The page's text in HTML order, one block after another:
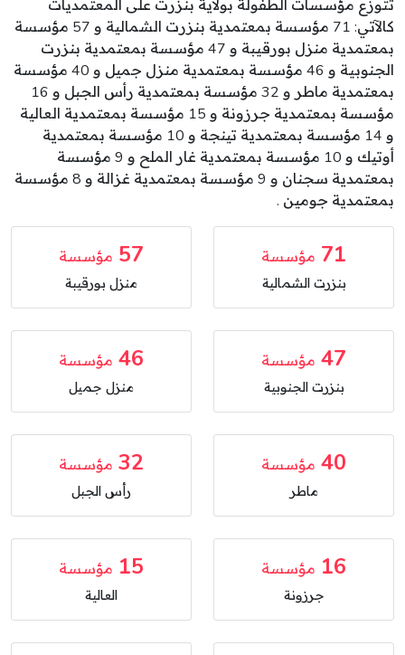
تتوزع مؤسسات الطفولة بولاية بنزرت على المعتمديات
كالآتي: 71 مؤسسة بمعتمدية بنزرت الشمالية و 57 مؤسسة
بمعتمدية منزل بورقيبة و 47 مؤسسة بمعتمدية بنزرت
الجنوبية و 46 مؤسسة بمعتمدية منزل جميل و 40 مؤسسة
بمعتمدية ماطر و 32 مؤسسة بمعتمدية رأس الجبل و 16
مؤسسة بمعتمدية جرزونة و 15 مؤسسة بمعتمدية العالية
و 14 مؤسسة بمعتمدية تينجة و 10 مؤسسة بمعتمدية
أوتيك و 10 مؤسسة بمعتمدية غار الملح و 9 مؤسسة
بمعتمدية سجنان و 9 مؤسسة بمعتمدية غزالة و 8 مؤسسة
بمعتمدية جومين .
71 مؤسسة
بنزرت الشمالية
57 مؤسسة
منزل بورقيبة
47 مؤسسة
بنزرت الجنوبية
46 مؤسسة
منزل جميل
40 مؤسسة
ماطر
32 مؤسسة
رأس الجبل
16 مؤسسة
جرزونة
15 مؤسسة
العالية